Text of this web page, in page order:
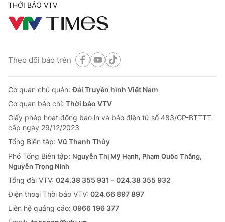
Theo dõi báo trên
Cơ quan báo chí:Thời báo VTV
cấp ngày 29/12/2023
Tổng Biên tập: Vũ Thanh Thủy
Phó Tổng Biên tập:
Nguyễn Thị Mỹ Hạnh, Phạm Quốc Thắng,
Nguyễn Trọng Ninh
Tổng đài VTV:
024.38 355 931 - 024.38 355 932
Ðiện thoại Thời báo VTV: 024.66 897 897
Liên hệ quảng cáo:
Email:toasoan@vtv.vn
THỜI BÁO VTV
Theo dõi báo trên
Cơ quan chủ quản:Đài Truyền hình Việt Nam
Cơ quan báo chí: Thời báo VTV
Giấy phép hoạt động báo in và báo điện tử số 483/GP-BTTTT
cấp ngày 29/12/2023
Tổng Biên tập: Vũ Thanh Thủy
Phó Tổng Biên tập: Nguyễn Thị Mỹ Hạnh, Phạm Quốc Thắng,
Nguyễn Trọng Ninh
Tổng đài VTV: 024.38 355 931 - 024.38 355 932
Ðiện thoại Thời báo VTV: 024.66 897 897
Liên hệ quảng cáo: 0966 196 377